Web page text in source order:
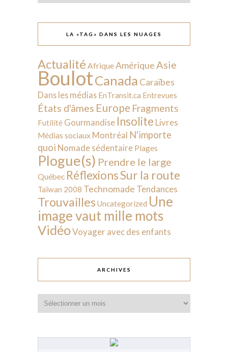
LA «TAG» DANS LES NUAGES
Actualité AfriqueAmérique Asie
BoulotCanada Caraïbes
Dans les médias EnTransit.ca Entrevues
États d'âmes Europe Fragments
Futilité Gourmandise Insolite Livres
Médias sociaux Montréal N'importe
quoi Nomade sédentaire Plages
Plogue(s) Prendre le large
Québec RéflexionsSur la route
Taïwan 2008 Technomade Tendances
Trouvailles Uncategorized Une
image vaut mille mots
VidéoVoyager avec des enfants
ARCHIVES